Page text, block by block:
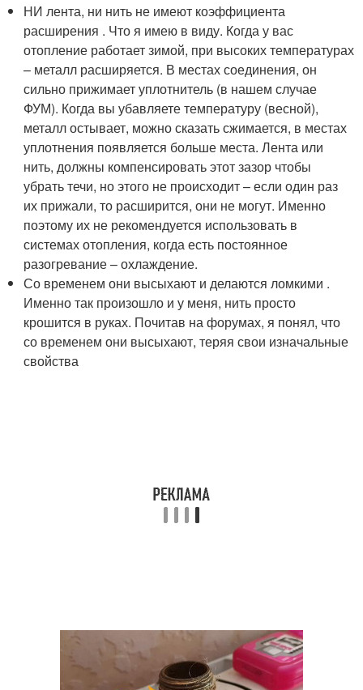
НИ лента, ни нить не имеют коэффициента
расширения . Что я имею в виду. Когда у вас
отопление работает зимой, при высоких температурах
– металл расширяется. В местах соединения, он
сильно прижимает уплотнитель (в нашем случае
ФУМ). Когда вы убавляете температуру (весной),
металл остывает, можно сказать сжимается, в местах
уплотнения появляется больше места. Лента или
нить, должны компенсировать этот зазор чтобы
убрать течи, но этого не происходит – если один раз
их прижали, то расширится, они не могут. Именно
поэтому их не рекомендуется использовать в
системах отопления, когда есть постоянное
разогревание – охлаждение.
Со временем они высыхают и делаются ломкими .
Именно так произошло и у меня, нить просто
крошится в руках. Почитав на форумах, я понял, что
со временем они высыхают, теряя свои изначальные
свойства